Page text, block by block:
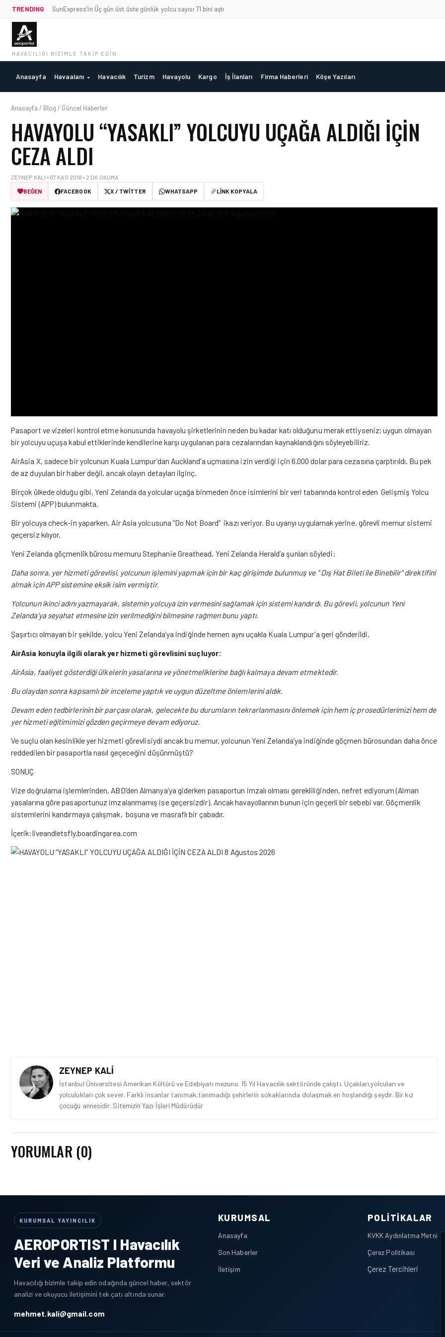
TRENDING SunExpress’in Üç gün üst üste günlük yolcu sayısı 71 bini aştı
HAVACILIĞI BIZIMLE TAKIP EDIN
Anasayfa Havaalanı Havacılık Turizm Havayolu Kargo İş İlanları Firma Haberleri Köşe Yazıları
Anasayfa / Blog / Güncel Haberler
HAVAYOLU “YASAKLI” YOLCUYU UÇAĞA ALDIĞI IÇIN
CEZA ALDI
ZEYNEP KALI • 07 KAS 2018 • 2 DK OKUMA
BEĞEN
FACEBOOK X / TWITTER WHATSAPP LINK KOPYALA
Pasaport ve vizeleri kontrol etme konusunda havayolu şirketlerinin neden bu kadar katı olduğunu merak ettiyseniz; uygun olmayan
bir yolcuyu uçuşa kabul ettiklerinde kendilerine karşı uygulanan para cezalarından kaynaklandığını söyleyebiliriz.
AirAsia X, sadece bir yolcunun Kuala Lumpur’dan Auckland’a uçmasına izin verdiği için 6.000 dolar para cezasına çarptırıldı. Bu pek
de az duyulan bir haber değil, ancak olayın detayları ilginç.
Birçok ülkede olduğu gibi, Yeni Zelanda da yolcular uçağa binmeden önce isimlerini bir veri tabanında kontrol eden Gelişmiş Yolcu
Sistemi (APP) bulunmakta.
Bir yolcuya check-in yaparken, Air Asia yolcusuna “Do Not Board” ikazı veriyor. Bu uyarıyı uygulamak yerine, görevli memur sistemi
geçersiz kılıyor.
Yeni Zelanda göçmenlik bürosu memuru Stephanie Greathead, Yeni Zelanda Herald’a şunları söyledi:
Daha sonra, yer hizmeti görevlisi, yolcunun işlemini yapmak için bir kaç girişimde bulunmuş ve ” Dış Hat Bileti ile Binebilir” direktifini
almak için APP sistemine eksik isim vermiştir.
Yolcunun ikinci adını yazmayarak, sistemin yolcuya izin vermesini sağlamak için sistemi kandırdı. Bu görevli, yolcunun Yeni
Zelanda’ya seyahat etmesine izin verilmediğini bilmesine rağmen bunu yaptı.
Şaşırtıcı olmayan bir şekilde, yolcu Yeni Zelanda’ya indiğinde hemen aynı uçakla Kuala Lumpur’a geri gönderildi.
AirAsia konuyla ilgili olarak yer hizmeti görevlisini suçluyor:
AirAsia, faaliyet gösterdiği ülkelerin yasalarına ve yönetmeliklerine bağlı kalmaya devam etmektedir.
Bu olaydan sonra kapsamlı bir inceleme yaptık ve uygun düzeltme önlemlerini aldık.
Devam eden tedbirlerinin bir parçası olarak, gelecekte bu durumların tekrarlanmasını önlemek için hem iç prosedürlerimizi hem de
yer hizmeti eğitimimizi gözden geçirmeye devam ediyoruz.
Ve suçlu olan kesinlikle yer hizmeti görevlisiydi ancak bu memur, yolcunun Yeni Zelanda’ya indiğinde göçmen bürosundan daha önce
reddedilen bir pasaportla nasıl geçeceğini düşünmüştü?
SONUÇ
Vize doğrulama işlemlerinden, ABD’den Almanya’ya giderken pasaportun imzalı olması gerekliliğinden, nefret ediyorum (Alman
yasalarına göre pasaportunuz imzalanmamış ise geçersizdir). Ancak havayollarının bunun için geçerli bir sebebi var. Göçmenlik
sistemlerini kandırmaya çalışmak, boşuna ve masraflı bir çabadır.
İçerik:liveandletsfly.boardingarea.com
ZEYNEP KALI
İstanbul Üniversitesi Amerikan Kültürü ve Edebiyatı mezunu. 15 Yıl Havacılık sektöründe çalıştı. Uçakları,yolcuları ve
yolculukları çok sever. Farklı insanlar tanımak,tanımadığı şehirlerin sokaklarında dolaşmak en hoşlandığı şeydir. Bir kız
çocuğu annesidir. Sitemizin Yazı İşleri Müdürüdür
YORUMLAR (0)
KURUMSAL YAYINCILIK
AEROPORTIST I Havacılık
Veri ve Analiz Platformu
Havacılığı bizimle takip edin odağında güncel haber, sektör
analizi ve okuyucu iletişimini tek çatı altında sunar.
mehmet.kali@gmail.com
KURUMSAL
Anasayfa
Son Haberler
İletişim
POLITIKALAR
KVKK Aydınlatma Metni
Çerez Politikası
Çerez Tercihleri